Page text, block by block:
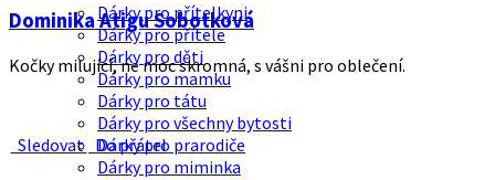
Dárky pro přítelkyni
Dárky pro přítele
Dárky pro děti
Dárky pro mamku
Dárky pro tátu
Dárky pro všechny bytosti
Dárky pro prarodiče
Dárky pro miminka
Dominika Atigu Sobotková
Kočky milující, ne moc skromná, s vášni pro oblečení.
Sledovat Do přátel